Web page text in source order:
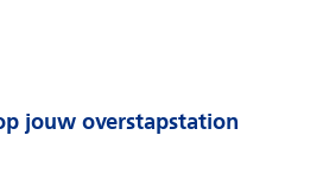
jouw overstapstation